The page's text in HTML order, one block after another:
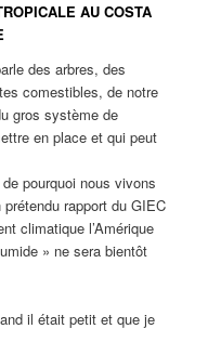
AU COSTA
des arbres, des
comestibles, de notre
gros système de
en place et qui peut
pourquoi nous vivons
prétendu rapport du GIEC
climatique l’Amérique
» ne sera bientôt
il était petit et que je